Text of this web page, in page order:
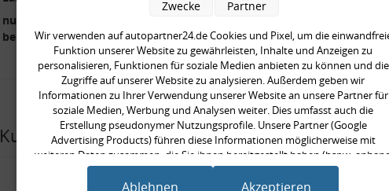
nur paarweise austauschen:
benötigte Stückzahl:
2,0
Kunden kauften auch
Wir verwenden auf autopartner24.de Cookies und Pixel, um die
Funktion unserer Website zu gewährleisten, Inhalte und Anzeigen zu
personalisieren, Funktionen für soziale Medien anbieten zu können und die
Zugriffe auf unserer Website zu analysieren. Außerdem geben wir
Informationen zu Ihrer Verwendung unserer Website an unsere Partner für
soziale Medien, Werbung und Analysen weiter. Dies umfasst auch die
Erstellung pseudonymer Nutzungsprofile. Unsere Partner (Google
Advertising Products) führen diese Informationen möglicherweise mit
weiteren Daten zusammen, die Sie ihnen bereitgestellt haben (bspw.
eines persönlichen Accounts) oder welche sie im Rahmen Ihrer Nutzung der
Dienste gesammelt haben (bspw. Nutzungsdaten anderer Geräte). Ihre
Zwecke Partner
Ablehnen Akzeptieren